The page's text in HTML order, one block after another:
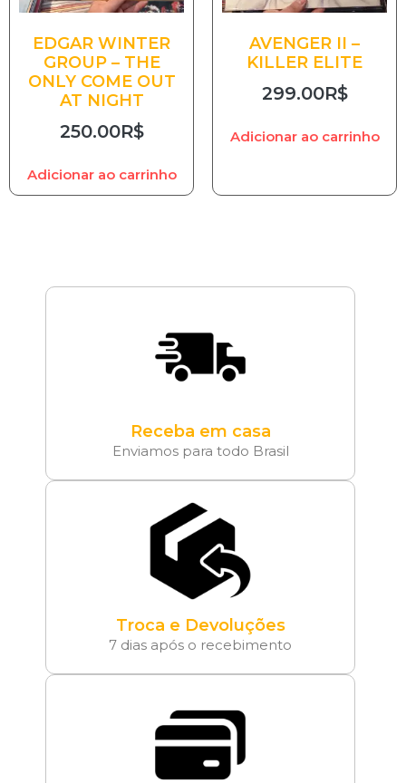
EDGAR WINTER
GROUP – THE
ONLY COME OUT
AT NIGHT
250.00R$
Adicionar ao carrinho
AVENGER II –
KILLER ELITE
299.00R$
Adicionar ao carrinho
Receba em casa
Enviamos para todo Brasil
Troca e Devoluções
7 dias após o recebimento